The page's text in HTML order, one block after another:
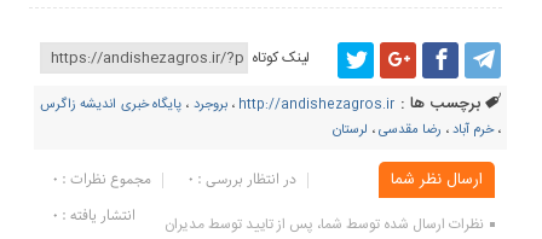
لینک کوتاه
برچسب ها : http://andishezagros.ir ،بروجرد ،پایگاه خبری اندیشه زاگرس
،خرم آباد، رضا مقدسی، لرستان
ارسال نظر شما مجموع نظرات : 0
در انتظار بررسی : 0
انتشار یافته : ۰
نظرات ارسال شده توسط شما، پس از تایید توسط مدیران